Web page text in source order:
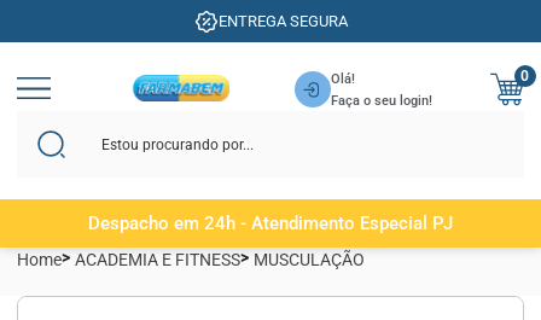
ENTREGA SEGURA
Olá!
Faça o seu login!
0
Despacho em 24h - Atendimento Especial PJ
Home ACADEMIA E FITNESS MUSCULAÇÃO